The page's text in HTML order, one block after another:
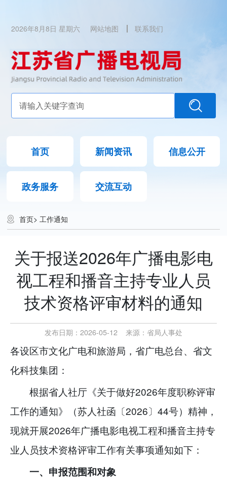
2026年8月8日 星期六 网站地图 联系我们
首页 新闻资讯 信息公开
政务服务 交流互动
首页>工作通知
关于报送2026年广播电影电
视工程和播音主持专业人员
技术资格评审材料的通知
发布日期：2026-05-12 来源： 省局人事处
各设区市文化广电和旅游局，省广电总台、省文
化科技集团：
根据省人社厅《关于做好2026年度职称评审
工作的通知》（苏人社函〔2026〕44号）精神，
现就开展2026年广播电影电视工程和播音主持专
业人员技术资格评审工作有关事项通知如下：
一、申报范围和对象